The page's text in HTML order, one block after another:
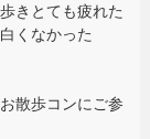
きとても疲れた
くなかった
散歩コンにご参